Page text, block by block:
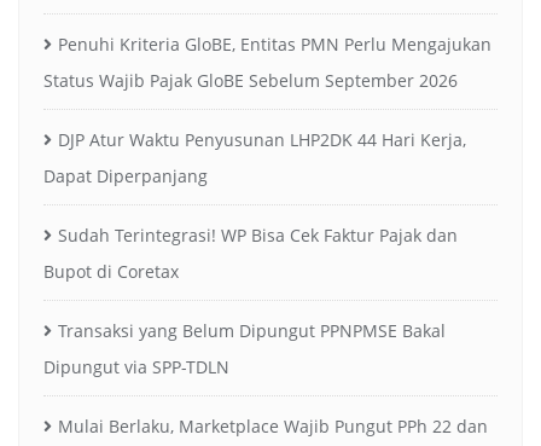
Penuhi Kriteria GloBE, Entitas PMN Perlu Mengajukan
Status Wajib Pajak GloBE Sebelum September 2026
DJP Atur Waktu Penyusunan LHP2DK 44 Hari Kerja,
Dapat Diperpanjang
Sudah Terintegrasi! WP Bisa Cek Faktur Pajak dan
Bupot di Coretax
Transaksi yang Belum Dipungut PPNPMSE Bakal
Dipungut via SPP-TDLN
Mulai Berlaku, Marketplace Wajib Pungut PPh 22 dan